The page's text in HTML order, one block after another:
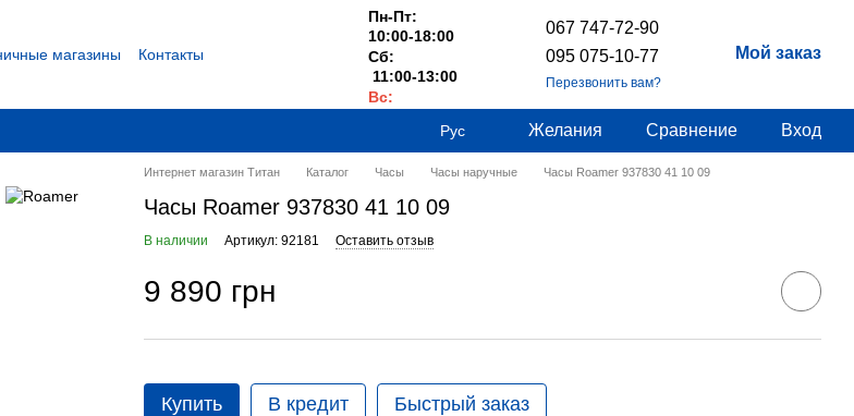
магазины
Контакты
Пн-Пт:
10:00-18:00
Сб:
11:00-13:00
Вс:
067 747-72-90
095 075-10-77
Перезвонить вам?
Мой заказ
Рус Желания Сравнение Вход
Интернет магазин Титан Каталог Часы Часы наручные Часы Roamer 937830 41 10 09
Часы Roamer 937830 41 10 09
В наличии Артикул: 92181 Оставить отзыв
9 890 грн
Купить В кредит Быстрый заказ